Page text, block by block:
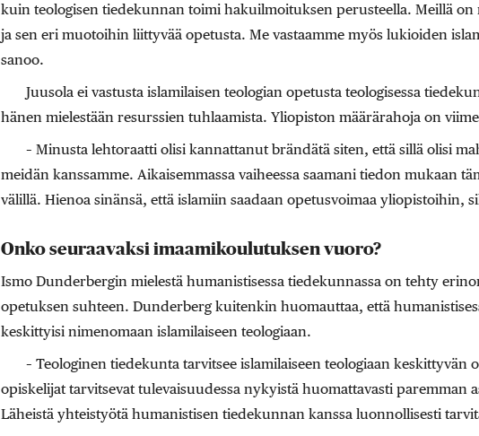
kuin teologisen tiedekunnan toimi hakuilmoituksen perusteella. Meillä
ja sen eri muotoihin liittyvää opetusta. Me vastaamme myös lukioiden
sanoo.
Juusola ei vastusta islamilaisen teologian opetusta teologisessa
hänen mielestään resurssien tuhlaamista. Yliopiston määrärahoja on
– Minusta lehtoraatti olisi kannattanut brändätä siten, että sillä olisi
meidän kanssamme. Aikaisemmassa vaiheessa saamani tiedon mukaan
välillä. Hienoa sinänsä, että islamiin saadaan opetusvoimaa yliopistoihin,
Onko seuraavaksi imaamikoulutuksen vuoro?
Ismo Dunderbergin mielestä humanistisessa tiedekunnassa on tehty
opetuksen suhteen. Dunderberg kuitenkin huomauttaa, että
keskittyisi nimenomaan islamilaiseen teologiaan.
– Teologinen tiedekunta tarvitsee islamilaiseen teologiaan keskittyvän
opiskelijat tarvitsevat tulevaisuudessa nykyistä huomattavasti paremman
Läheistä yhteistyötä humanistisen tiedekunnan kanssa luonnollisesti